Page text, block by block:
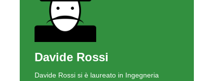
Davide Rossi
Davide Rossi si è laureato in Ingegneria